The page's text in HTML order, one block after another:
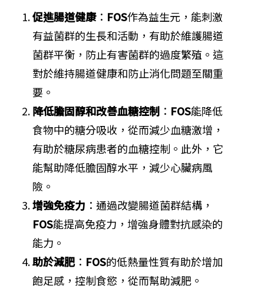
促進腸道健康： FOS作為益生元，能刺激
有益菌群的生長和活動，有助於維護腸道
菌群平衡，防止有害菌群的過度繁殖。這
對於維持腸道健康和防止消化問題至關重
要。
降低膽固醇和改善血糖控制 ： FOS能降低
食物中的糖分吸收，從而減少血糖激增，
有助於糖尿病患者的血糖控制。此外，它
能幫助降低膽固醇水平，減少心臟病風
險。
增強免疫力 ：通過改變腸道菌群結構，
FOS能提高免疫力，增強身體對抗感染的
能力。
助於減肥： FOS的低熱量性質有助於增加
飽足感，控制食慾，從而幫助減肥。